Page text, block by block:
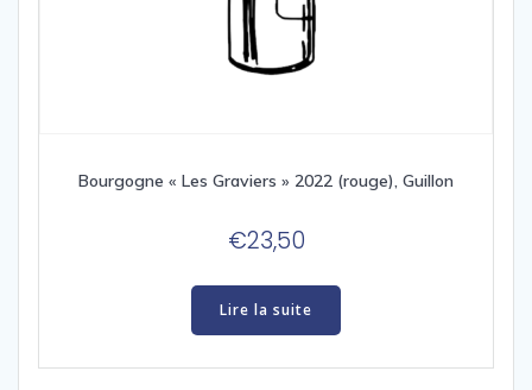
Bourgogne « Les Graviers » 2022 (rouge), Guillon
€23,50
Lire la suite